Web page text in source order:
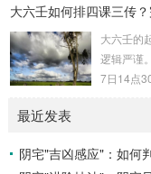
理：吉凶
26年丙午
火”的人
运势自
大六壬如何排四课三传
大六壬的
逻辑严谨
7日14点
你需要：
最近发表
阴宅"吉凶感应"：如何